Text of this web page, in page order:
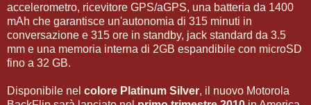
accelerometro, ricevitore GPS/aGPS, una batteria da 1400
mAh che garantisce un'autonomia di 315 minuti in
conversazione e 315 ore in standby, jack standard da 3.5
mm e una memoria interna di 2GB espandibile con microSD
fino a 32 GB.
Disponibile nel colore Platinum Silver, il nuovo Motorola